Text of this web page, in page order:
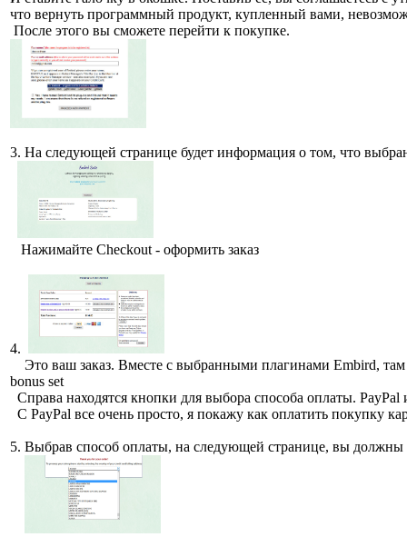
что вернуть программный продукт, купленный вами,
После этого вы сможете перейти к покупке.
3. На следующей странице будет информация о том, что
Нажимайте Checkout - оформить заказ
4.
Это ваш заказ. Вместе с выбранными плагинами Embird, там
bonus set
Справа находятся кнопки для выбора способа оплаты. PayPal
С PayPal все очень просто, я покажу как оплатить покупку
5. Выбрав способ оплаты, на следующей странице, вы должны